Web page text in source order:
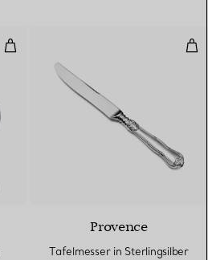
Fünfteiliges Besteckset in
Provence
Tafelmesser in Sterlingsilber